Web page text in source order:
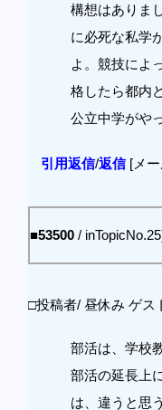
構想はありま
に必死な私学
よ。競技によ
格したら都内
公立中学がや
引用返信/返信[メー
■53500 /
□投稿者/ 昼休み ゲス
部活は、学校
部活の延長上
は、違うと思う